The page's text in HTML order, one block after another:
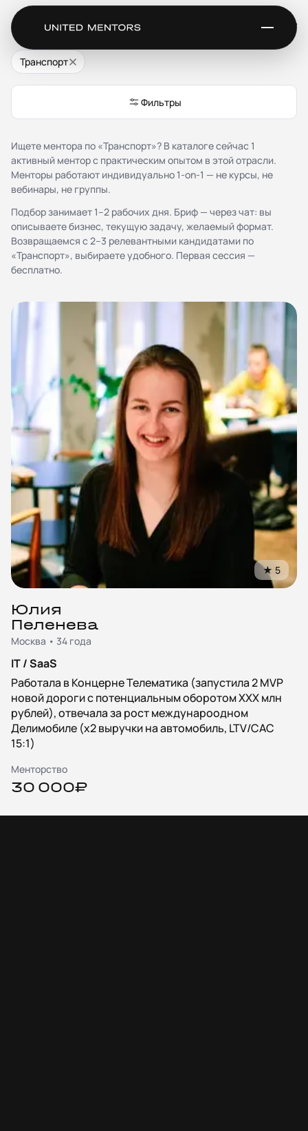
Ментор для Транспорт
Транспорт
Фильтры
Ищете ментора по «Транспорт»? В каталоге сейчас 1
активный ментор с практическим опытом в этой отрасли.
Менторы работают индивидуально 1-on-1 — не курсы, не
вебинары, не группы.
Подбор занимает 1–2 рабочих дня. Бриф — через чат: вы
описываете бизнес, текущую задачу, желаемый формат.
Возвращаемся с 2–3 релевантными кандидатами по
«Транспорт», выбираете удобного. Первая сессия —
бесплатно.
★ 5
Юлия
Пеленева
Москва • 34 года
IT / SaaS
Работала в Концерне Телематика (запустила 2 MVP
новой дороги с потенциальным оборотом XXX млн
рублей), отвечала за рост междунароодном
Делимобиле (x2 выручки на автомобиль, LTV/CAC
15:1)
Менторство
30 000₽
Сервис
Каталог менторов
Отзывы
Стать ментором
Партнёрская программа
Благотворительность
Журнал
Документы
Публичная оферта
Политика конфиденциальности и обработки
персональных данных
Согласие на обработку персональных данных
Правила работы